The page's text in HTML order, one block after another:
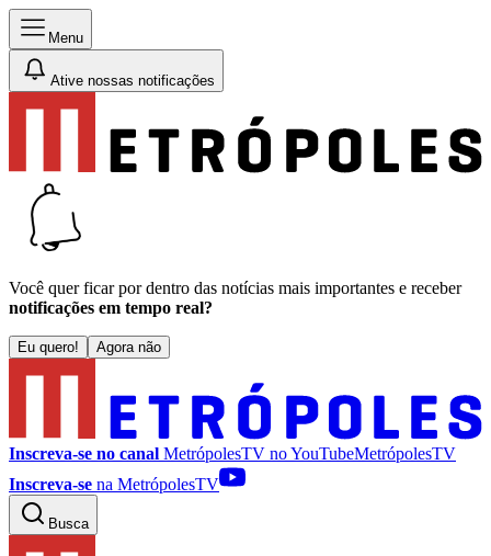
Menu
Ative nossas notificações
Você quer ficar por dentro das notícias mais importantes e receber
notificações em tempo real?
Eu quero! Agora não
Inscreva-se no canal MetrópolesTV noYouTubeMetrópolesTV
Inscreva-se na MetrópolesTV
Busca